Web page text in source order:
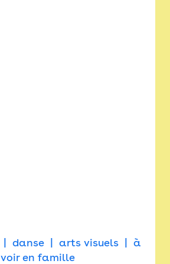
danse arts visuels
à
voir en famille